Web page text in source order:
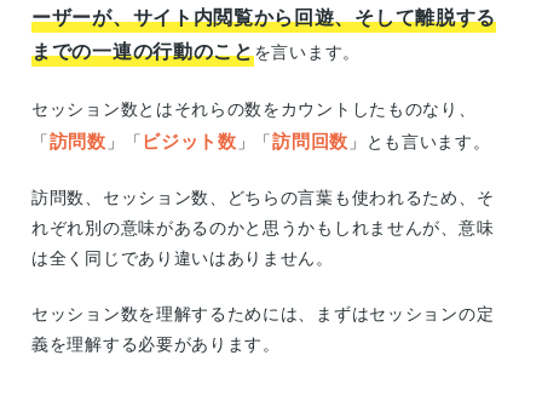
ーザーが、サイト内閲覧から回遊、そして離脱する
までの一連の行動のことを言います。
セッション数とはそれらの数をカウントしたものなり、
「 訪問数 」「 ビジット数 」「訪問回数 」とも言います。
訪問数、セッション数、どちらの言葉も使われるため、そ
れぞれ別の意味があるのかと思うかもしれませんが、意味
は全く同じであり違いはありません。
セッション数を理解するためには、まずはセッションの定
義を理解する必要があります。